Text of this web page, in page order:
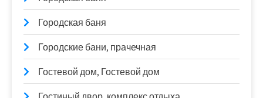
Городская баня
Городские бани, прачечная
Гостевой дом, Гостевой дом